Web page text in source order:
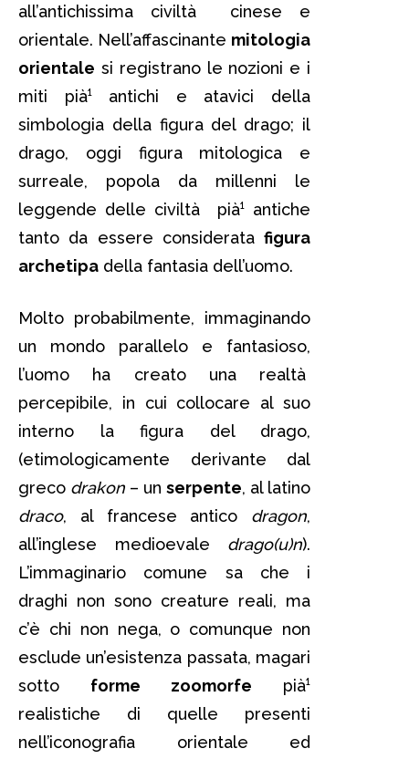
all’antichissima civiltà cinese e
orientale. Nell’affascinante mitologia
orientale si registrano le nozioni e i
miti pià¹ antichi e atavici della
simbologia della figura del drago; il
drago, oggi figura mitologica e
surreale, popola da millenni le
leggende delle civiltà pià¹ antiche
tanto da essere considerata figura
archetipa della fantasia dell’uomo.
Molto probabilmente, immaginando
un mondo parallelo e fantasioso,
l’uomo ha creato una realtà
percepibile, in cui collocare al suo
interno la figura del drago,
(etimologicamente derivante dal
greco drakon – un serpente, al latino
draco, al francese antico dragon,
all’inglese medioevale drago(u)n).
L’immaginario comune sa che i
draghi non sono creature reali, ma
c’è chi non nega, o comunque non
esclude un’esistenza passata, magari
sotto forme zoomorfe pià¹
realistiche di quelle presenti
nell’iconografia orientale ed